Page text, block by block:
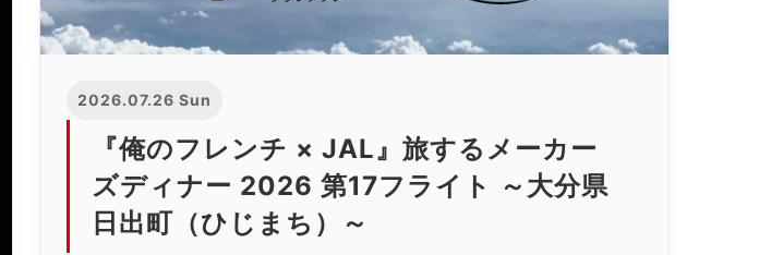
2026.07.26 Sun
『俺のフレンチ × JAL』旅するメーカー
ズディナー 2026 第17フライト ～大分県
日出町（ひじまち）～